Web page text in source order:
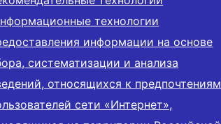
технологии
информации на основе
систематизации и анализа
относящихся к предпочтениям
сети «Интернет»,